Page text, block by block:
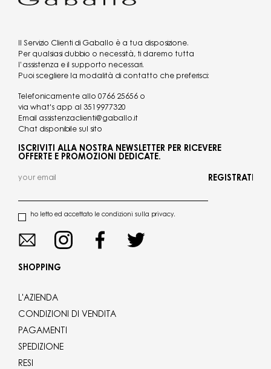
Il Servizio Clienti di Gaballo è a tua disposizione.
Per qualsiasi dubbio o necessità, ti daremo tutta
l’assistenza e il supporto necessari.
Puoi scegliere la modalità di contatto che preferisci:
Telefonicamente allo 0766 25656 o
via what's app al 3519977320
Email assistenzaclienti@gaballo.it
Chat disponibile sul sito
ISCRIVITI ALLA NOSTRA NEWSLETTER PER RICEVERE
OFFERTE E PROMOZIONI DEDICATE.
ho letto ed accettato le condizioni sulla privacy.
REGISTRATI
SHOPPING
L'AZIENDA
CONDIZIONI DI VENDITA
PAGAMENTI
SPEDIZIONE
RESI